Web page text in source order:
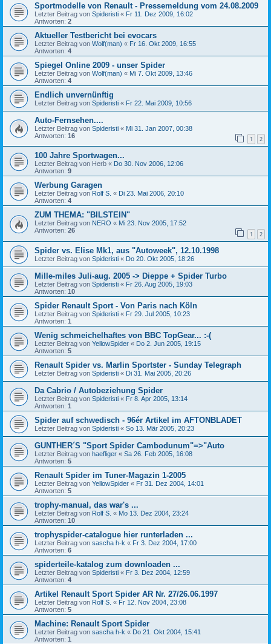
Sportmodelle von Renault - Pressemeldung vom 24.08.2009
Letzter Beitrag von Spideristi « Fr 11. Dez 2009, 16:02
Antworten: 2
Aktueller Testbericht bei evocars
Letzter Beitrag von Wolf(man) « Fr 16. Okt 2009, 16:55
Antworten: 4
Spiegel Online 2009 - unser Spider
Letzter Beitrag von Wolf(man) « Mi 7. Okt 2009, 13:46
Antworten: 4
Endlich unvernünftig
Letzter Beitrag von Spideristi « Fr 22. Mai 2009, 10:56
Auto-Fernsehen....
Letzter Beitrag von Spideristi « Mi 31. Jan 2007, 00:38
Antworten: 16 1 2
100 Jahre Sportwagen...
Letzter Beitrag von Herb « Do 30. Nov 2006, 12:06
Antworten: 9
Werbung Garagen
Letzter Beitrag von Rolf S. « Di 23. Mai 2006, 20:10
Antworten: 4
ZUM THEMA: "BILSTEIN"
Letzter Beitrag von NERO « Mi 23. Nov 2005, 17:52
Antworten: 26 1 2
Spider vs. Elise Mk1, aus "Autoweek", 12.10.1998
Letzter Beitrag von Spideristi « Do 20. Okt 2005, 18:26
Mille-miles Juli-aug. 2005 -> Dieppe + Spider Turbo
Letzter Beitrag von Spideristi « Fr 26. Aug 2005, 19:03
Antworten: 10
Spider Renault Sport - Von Paris nach Köln
Letzter Beitrag von Spideristi « Fr 29. Jul 2005, 10:23
Antworten: 1
Wenig schmeichelhaftes von BBC TopGear... :-(
Letzter Beitrag von YellowSpider « Do 2. Jun 2005, 19:15
Antworten: 5
Renault Spider vs. Marlin Sportster - Sunday Telegraph
Letzter Beitrag von Spideristi « Di 31. Mai 2005, 20:26
Da Cabrio / Autobeziehung Spider
Letzter Beitrag von Spideristi « Fr 8. Apr 2005, 13:14
Antworten: 1
Spider auf schwedisch - 96ér Artikel im AFTONBLADET
Letzter Beitrag von Spideristi « So 13. Mär 2005, 20:23
GUNTHER´S "Sport Spider Cambodunum"=>"Auto
Letzter Beitrag von haefliger « Sa 26. Feb 2005, 16:08
Antworten: 5
Renault Spider im Tuner-Magazin 1-2005
Letzter Beitrag von YellowSpider « Fr 31. Dez 2004, 14:01
Antworten: 5
trophy-manual, das war's ...
Letzter Beitrag von Rolf S. « Mo 13. Dez 2004, 23:24
Antworten: 10
trophyspider-catalogue hier runterladen ...
Letzter Beitrag von sascha h-k « Fr 3. Dez 2004, 17:00
Antworten: 6
spiderteile-katalog zum downloaden ...
Letzter Beitrag von Spideristi « Fr 3. Dez 2004, 12:59
Antworten: 4
Artikel Renault Sport Spider AR Nr. 27/26.06.1997
Letzter Beitrag von Rolf S. « Fr 12. Nov 2004, 23:08
Antworten: 5
Machine: Renault Sport Spider
Letzter Beitrag von sascha h-k « Do 21. Okt 2004, 15:41
Antworten: 1